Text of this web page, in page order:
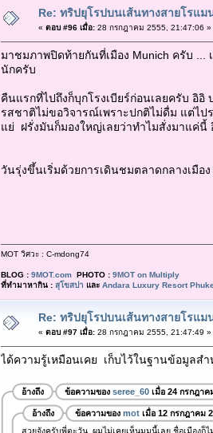
Re: ทริปยุโรปบนเส้นทางสายโรแม
« ตอบ #96 เมื่อ:28 กรกฎาคม 2555, 21:47:06 »
มาชมภาพปิดท้ายกันที่เมือง Munich ครับ ...
นักครับ
คืนแรกที่ไปถึงก็บุกโรงเบียร์ก่อนเลยครับ อิ
รสชาติไม่ขอวิจารณ์เพราะปกติไม่ดื่ม แต่ไป
แย่ ฝรั่งมันก็มองใหญ่เลยว่าทำไมสั่งมาแค่นี้
วันรุ่งขึ้นเริ่มด้วยการเดินชมตลาดกลางเมือ
MOT วิศวะ : C-mdong74
BLOG : 9MOT.comPHOTO : 9MOT on Multiply
ที่ทำมาหากิน : สุโขสปา และ Andara Luxury Resort
Re: ทริปยุโรปบนเส้นทางสายโรแม
« ตอบ #97 เมื่อ:28 กรกฎาคม 2555, 21:47:49 »
ได้ความรู้เหมือนเคย เก็บไว้ในฐานข้อมูลส
อ้างถึง ข้อความของ seree_60เมื่อ 24 กรกฎาค
อ้างถึง ข้อความของ motเมื่อ 12 กรกฎาคม
สวยจังครับพี่ตะวัน ผมไม่เคยเห็นมุมนี้เลย ชื่อเมืองก็